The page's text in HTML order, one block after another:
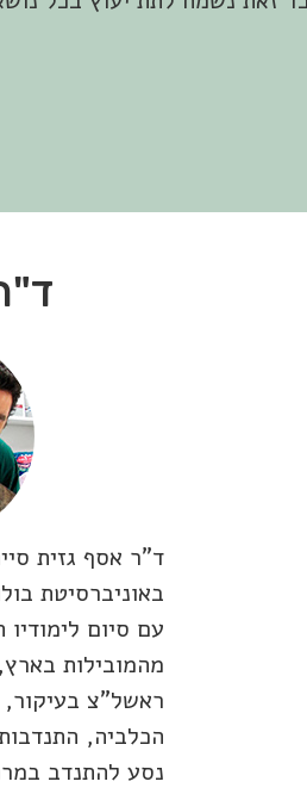
ד"ר אסף גזית
עם סיום
מהמובילות
ראשל"צ בעיקור,
נסע להתנדב